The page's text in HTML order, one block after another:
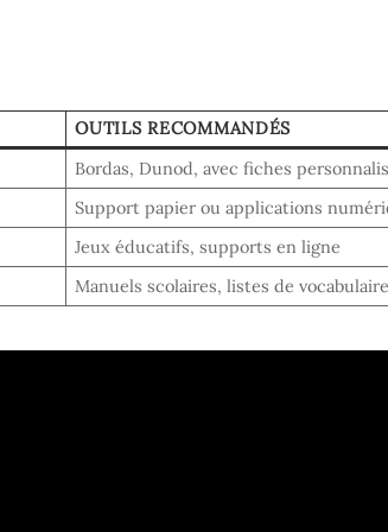
OUTILS RECOMMANDÉS
Bordas, Dunod, avec fiches
Support papier ou applications
Jeux éducatifs, supports en ligne
Manuels scolaires, listes de vocabulaire